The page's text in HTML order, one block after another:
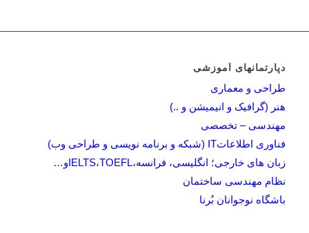
دپارتمانهای آموزشی
طراحی و معماری
هنر (گرافیک و انیمیشن و ..)
مهندسی – تخصصی
فناوری اطلاعاتIT (شبکه و برنامه نویسی و طراحی وب)
زبان های خارجی؛ انگلیسی، فرانسه،IELTS،TOEFLو…
نظام مهندسی ساختمان
باشگاه نوجوانان بُرنا